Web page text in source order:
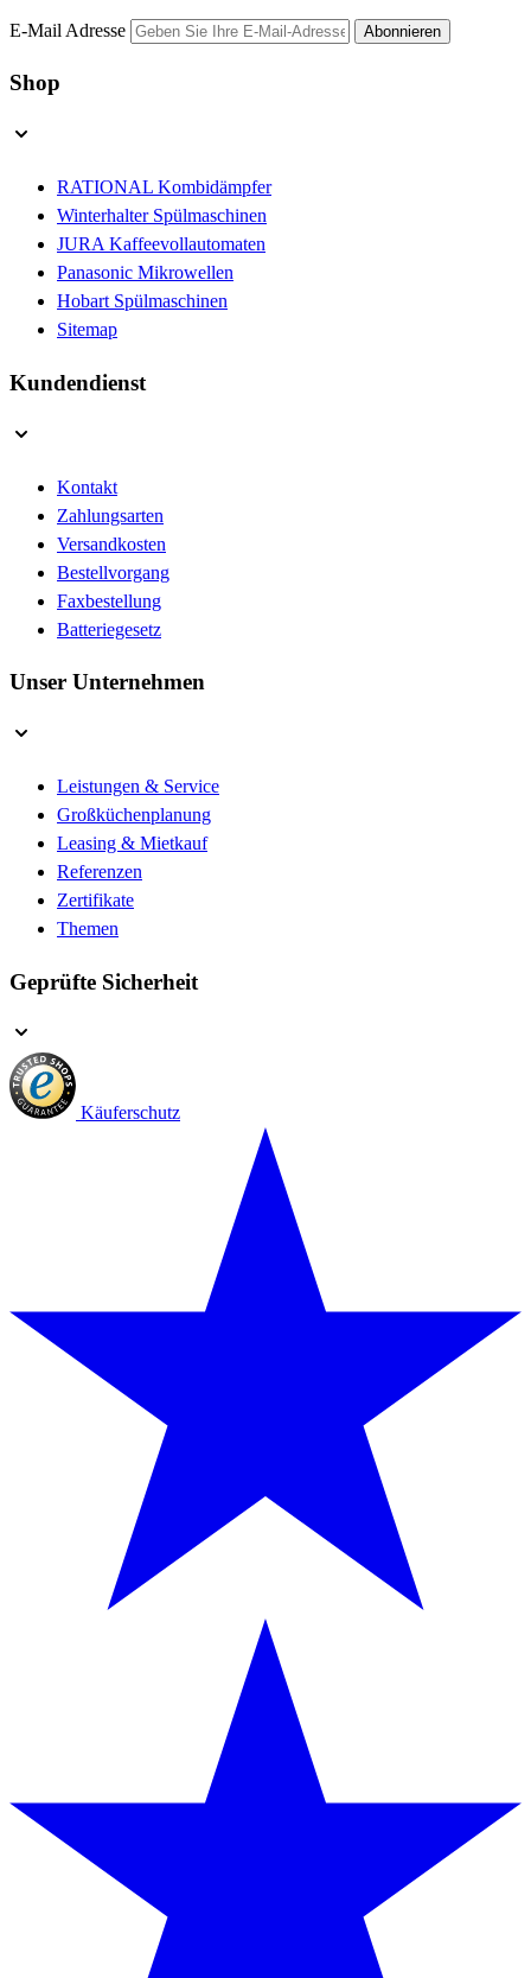
E-Mail Adresse Abonnieren
Shop
RATIONAL Kombidämpfer
Winterhalter Spülmaschinen
JURA Kaffeevollautomaten
Panasonic Mikrowellen
Hobart Spülmaschinen
Sitemap
Kundendienst
Kontakt
Zahlungsarten
Versandkosten
Bestellvorgang
Faxbestellung
Batteriegesetz
Unser Unternehmen
Leistungen & Service
Großküchenplanung
Leasing & Mietkauf
Referenzen
Zertifikate
Themen
Geprüfte Sicherheit
Käuferschutz